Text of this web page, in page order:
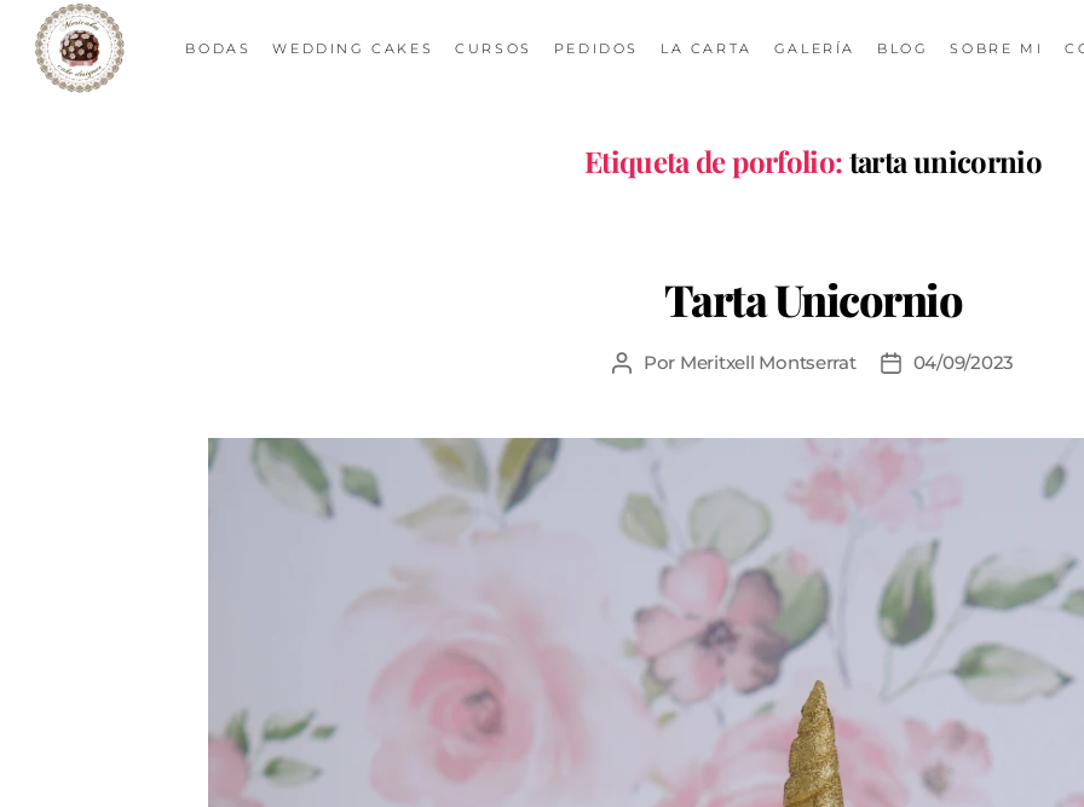
BODAS WEDDING CAKES CURSOS PEDIDOS LA CARTA GALERÍA BLOG SOBRE MI
Etiqueta de porfolio:tarta unicornio
Tarta Unicornio
Por Meritxell Montserrat 04/09/2023